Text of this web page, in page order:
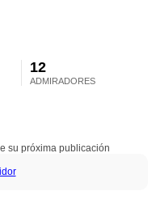
12
ADMIRADORES
su próxima publicación